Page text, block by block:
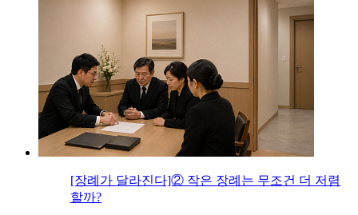
[장례가 달라진다]② 작은 장례는 무조건 더 저렴
할까?